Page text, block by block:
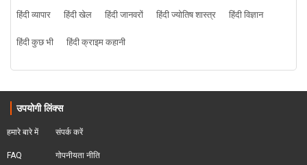
हिंदी व्यापार
हिंदी खेल हिंदी जानवरों हिंदी ज्योतिष शास्त्र
हिंदी विज्ञान
हिंदी कुछ भी
हिंदी क्राइम कहानी
उपयोगी लिंक्स
हमारे बारे में
FAQ
संपर्क करें
गोपनीयता नीति